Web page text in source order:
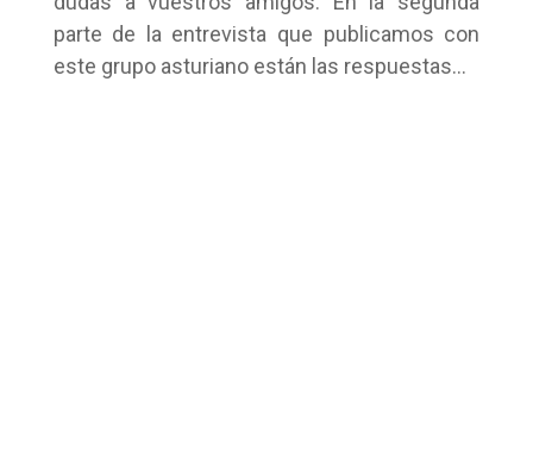
parte de la entrevista que publicamos con
este grupo asturiano están las respuestas…